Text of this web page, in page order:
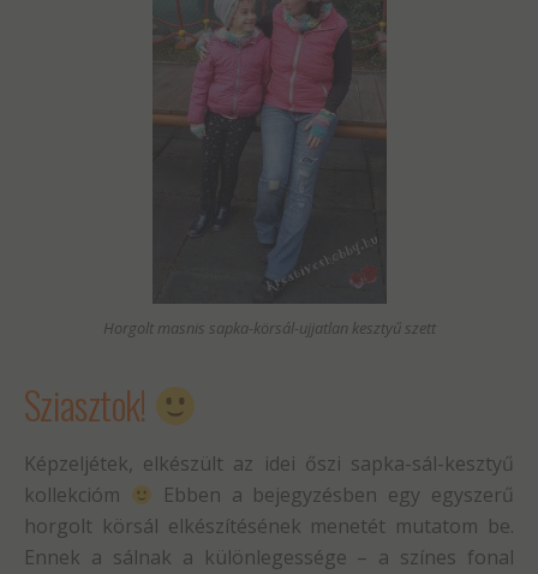
Horgolt masnis sapka-körsál-ujjatlan kesztyű szett
Sziasztok!
Képzeljétek, elkészült az idei őszi sapka-sál-kesztyű
kollekcióm
Ebben a bejegyzésben egy egyszerű
horgolt körsál elkészítésének menetét mutatom be.
Ennek a sálnak a különlegessége – a színes fonal